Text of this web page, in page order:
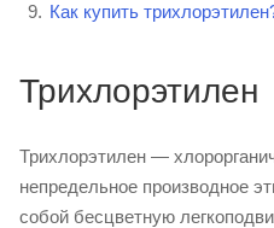
Как купить
Трихлорэтилен
Трихлорэтилен —
непредельное производное
собой бесцветную